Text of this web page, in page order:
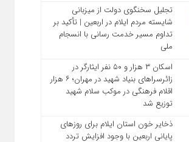
تجلیل سخنگوی دولت از میزبانی
شایسته مردم ایلام در اربعین | تأکید بر
تداوم مسیر خدمت‌ رسانی با انسجام
ملی
اسکان ۳ هزار و ۵۰ نفر ایثارگر در
زائرسراهای بنیاد شهید در مهران؛ ۶ هزار
اقلام فرهنگی در موکب سلام شهید
توزیع شد
ذخایر خون استان ایلام برای روزهای
پایانی اربعین با وجود افزایش تردد